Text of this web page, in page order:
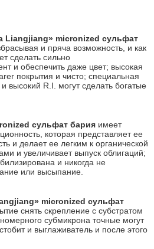
Liangjiang» micronized сульфат
и пряча возможность, и как
сделать сильно
и обеспечить даже цвет; высокая
покрытия и чисто; специальная
и высокий R.I. могут сделать богатые
сульфат бария имеет
которая представляет ее
и делает ее легким к органической
и увеличивает выпуск облигаций;
и никогда не
или высыпание.
micronized сульфат
снять скрепление с субстратом
субмикрона точные могут
и выглаживатель и после этого